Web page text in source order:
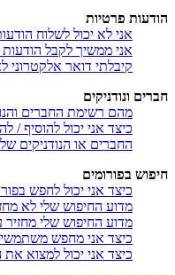
הודעות פרטיות
אני לא יכול לשלוח
אני ממשיך לקבל הודעות
קיבלתי דואר אלקטרוני
חברים ונודניקים
מהם רשימת החברים
כיצד אני יכול להוסיף
החברים או הנודניקים
חיפוש בפורומים
כיצד אני יכול לחפש
מדוע החיפוש שלי לא
מדוע החיפוש שלי מחזיר
כיצד אני מחפש
כיצד אני יכול למצוא